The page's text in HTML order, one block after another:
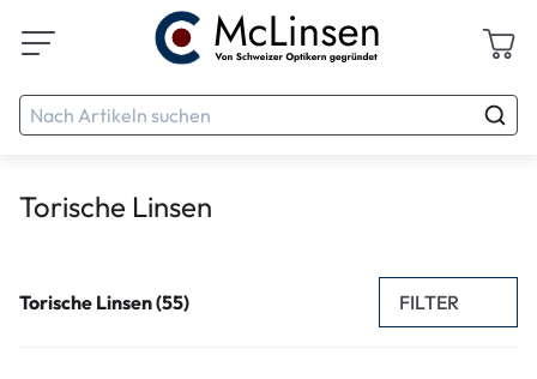
Torische Linsen
Torische Linsen (55) FILTER